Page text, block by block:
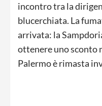
incontro tra la
blucerchiata. La
arrivata: la
ottenere uno sconto
Palermo è rimasta